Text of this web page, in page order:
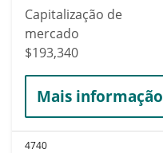
Capitalização de
mercado
$193,340
Mais informação
4740